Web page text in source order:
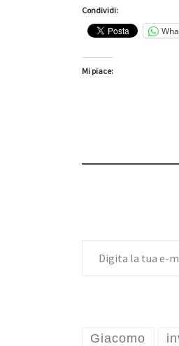
Condividi:
Mi piace:
Giacomo